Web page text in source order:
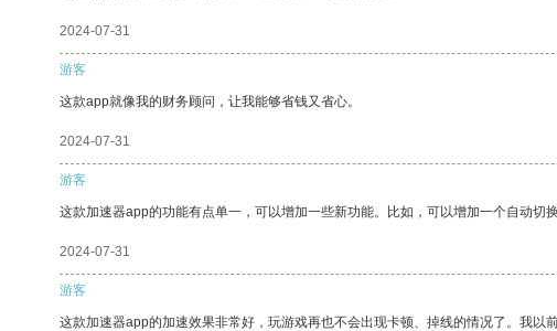
2024-07-31
游客
这款app就像我的财务顾问，让我能够省钱又省心。
2024-07-31
游客
这款加速器app的功能有点单一，可以增加一些新功能。比如，可以增加一个自动切
2024-07-31
游客
这款加速器app的加速效果非常好，玩游戏再也不会出现卡顿、掉线的情况了。我以